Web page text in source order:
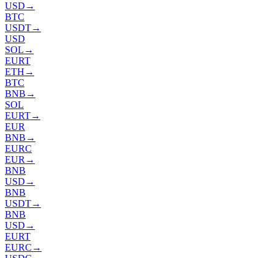
USD →
BTC
USDT→
USD
SOL →
EURT
ETH →
BTC
BNB →
SOL
EURT→
EUR
BNB →
EURC
EUR →
BNB
USD →
BNB
USDT→
BNB
USD →
EURT
EURC →